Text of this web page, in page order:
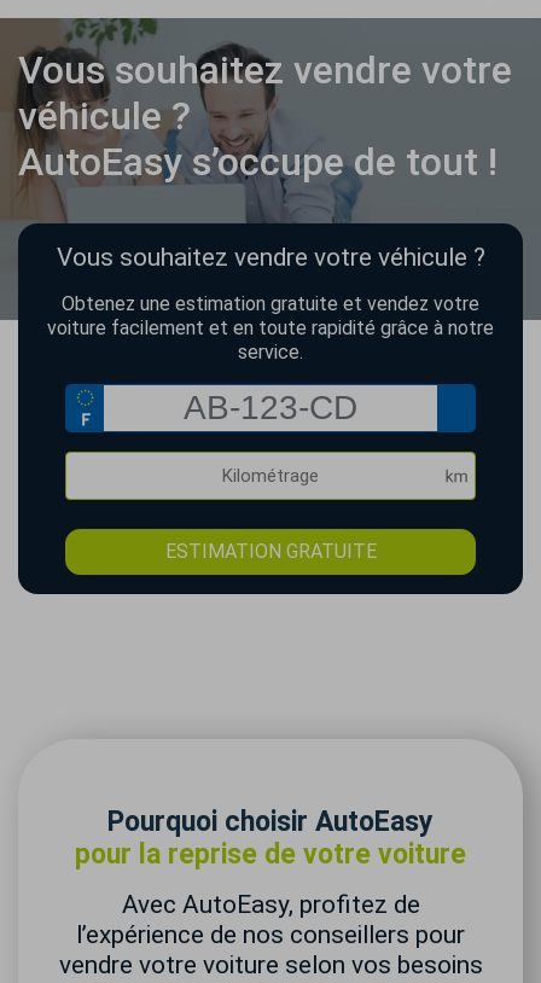
Vous souhaitez vendre votre
véhicule ?
AutoEasy s’occupe de tout !
Vous souhaitez vendre votre véhicule ?
Obtenez une estimation gratuite et vendez votre
voiture facilement et en toute rapidité grâce à notre
service.
ESTIMATION GRATUITE
Pourquoi choisir AutoEasy
pour la reprise de votre voiture
Avec AutoEasy, profitez de
l’expérience de nos conseillers pour
vendre votre voiture selon vos besoins